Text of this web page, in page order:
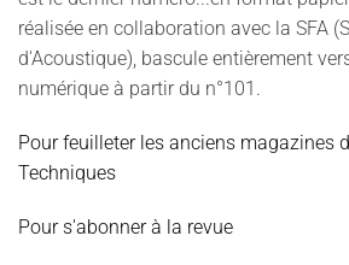
réalisée en collaboration avec la SFA
d'Acoustique), bascule entièrement
numérique à partir du n°101.
Pour feuilleter les anciens magazines
Techniques
Pour s'abonner à la revue